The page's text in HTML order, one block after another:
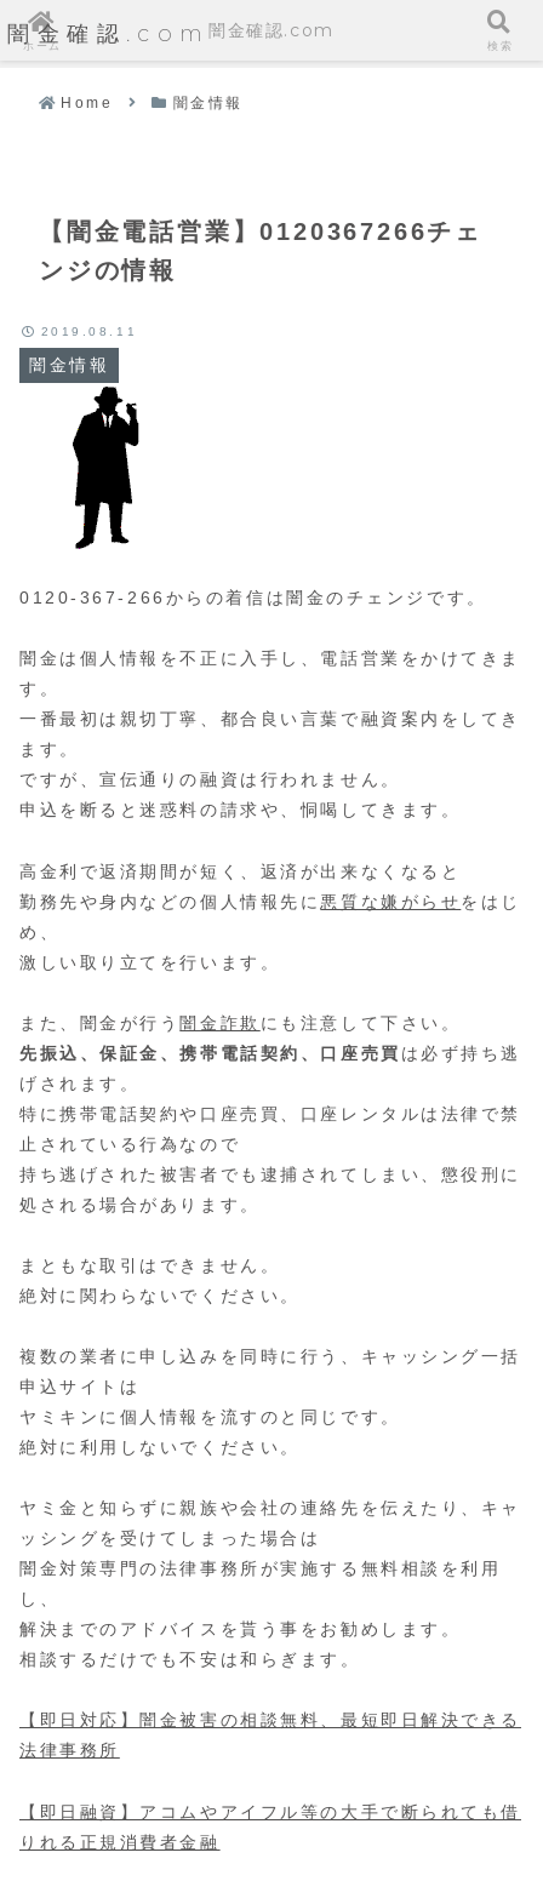
闇金確認.com
Home 闇金情報
【闇金電話営業】0120367266チェ
ンジの情報
闇金情報
2019.08.11
0120-367-266からの着信は闇金のチェンジです。
闇金は個人情報を不正に入手し、電話営業をかけてきま
す。
一番最初は親切丁寧、都合良い言葉で融資案内をしてき
ます。
ですが、宣伝通りの融資は行われません。
申込を断ると迷惑料の請求や、恫喝してきます。
高金利で返済期間が短く、返済が出来なくなると
勤務先や身内などの個人情報先に 悪質な嫌がらせをはじ
め、
激しい取り立てを行います。
また、闇金が行う 闇金詐欺 にも注意して下さい。
先振込、保証金、携帯電話契約、口座売買 は必ず持ち逃
げされます。
特に携帯電話契約や口座売買、口座レンタルは法律で禁
止されている行為なので
持ち逃げされた被害者でも逮捕されてしまい、懲役刑に
処される場合があります。
まともな取引はできません。
絶対に関わらないでください。
複数の業者に申し込みを同時に行う、キャッシング一括
申込サイトは
ヤミキンに個人情報を流すのと同じです。
絶対に利用しないでください。
ヤミ金と知らずに親族や会社の連絡先を伝えたり、キャ
ッシングを受けてしまった場合は
闇金対策専門の法律事務所が実施する無料相談を利用
し、
解決までのアドバイスを貰う事をお勧めします。
相談するだけでも不安は和らぎます。
【即日対応】闇金被害の相談無料、最短即日解決できる
法律事務所
【即日融資】アコムやアイフル等の大手で断られても借
りれる正規消費者金融
ホーム
闇金確認.com
検索